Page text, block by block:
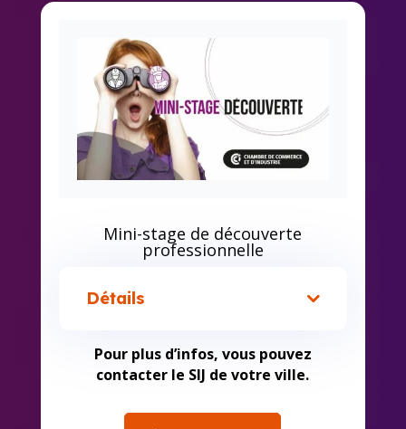
Mini-stage de découverte
professionnelle
Détails
Pour plus d’infos, vous pouvez
contacter le SIJ de votre ville.